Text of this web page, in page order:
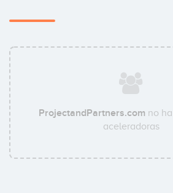
ProjectandPartners.com no
aceleradoras